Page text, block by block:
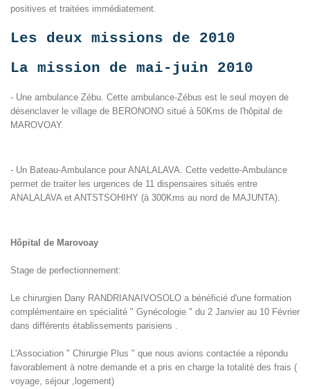
positives et traitées immédiatement.
Les deux missions de 2010
La mission de mai-juin 2010
- Une ambulance Zébu. Cette ambulance-Zébus est le seul moyen de
désenclaver le village de BERONONO situé à 50Kms de l'hôpital de
MAROVOAY.
- Un Bateau-Ambulance pour ANALALAVA. Cette vedette-Ambulance
permet de traiter les urgences de 11 dispensaires situés entre
ANALALAVA et ANTSTSOHIHY (à 300Kms au nord de MAJUNTA).
Hôpital de Marovoay
Stage de perfectionnement:
Le chirurgien Dany RANDRIANAIVOSOLO a bénéficié d'une formation
complémentaire en spécialité " Gynécologie " du 2 Janvier au 10 Février
dans différents établissements parisiens .
L'Association " Chirurgie Plus " que nous avions contactée a répondu
favorablement à notre demande et a pris en charge la totalité des frais (
voyage, séjour ,logement)